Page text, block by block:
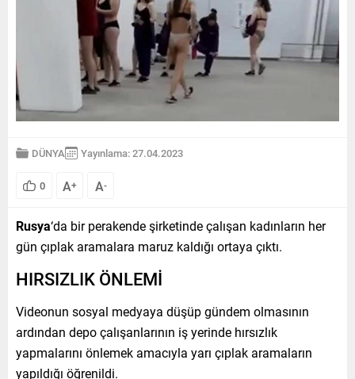
DÜNYA Yayınlama: 27.04.2023
0 A+ A-
Rusya‘da bir perakende şirketinde çalışan kadınların her
gün çıplak aramalara maruz kaldığı ortaya çıktı.
HIRSIZLIK ÖNLEMİ
Videonun sosyal medyaya düşüp gündem olmasının
ardından depo çalışanlarının iş yerinde hırsızlık
yapmalarını önlemek amacıyla yarı çıplak aramaların
yapıldığı öğrenildi.